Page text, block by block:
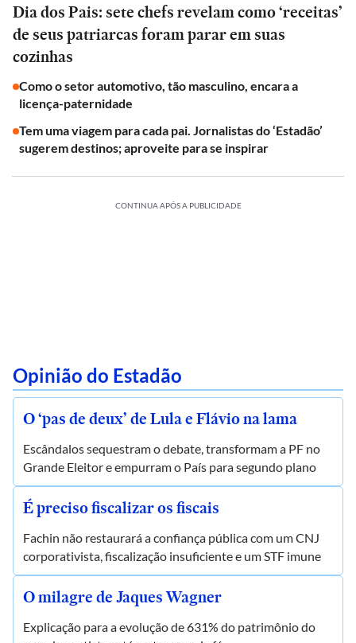
Dia dos Pais: sete chefs revelam como ‘receitas’
de seus patriarcas foram parar em suas
cozinhas
Como o setor automotivo, tão masculino, encara a
licença-paternidade
Tem uma viagem para cada pai. Jornalistas do ‘Estadão’
sugerem destinos; aproveite para se inspirar
CONTINUA APÓS A PUBLICIDADE
Opinião do Estadão
O ‘pas de deux’ de Lula e Flávio na lama
Escândalos sequestram o debate, transformam a PF no
Grande Eleitor e empurram o País para segundo plano
É preciso fiscalizar os fiscais
Fachin não restaurará a confiança pública com um CNJ
corporativista, fiscalização insuficiente e um STF imune
O milagre de Jaques Wagner
Explicação para a evolução de 631% do patrimônio do